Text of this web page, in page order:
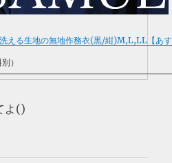
洗える生地の無地作務衣(黒/紺)M,L,LL【あす
）
よ()